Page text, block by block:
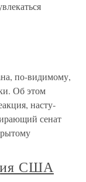
по-видимому,
Об этом
насту­
сенат
США